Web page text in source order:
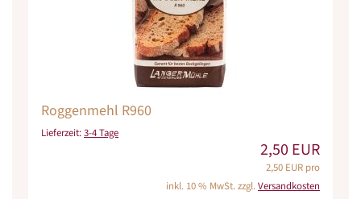
Roggenmehl R960
Lieferzeit:3-4 Tage
2,50 EUR
2,50 EUR pro
inkl. 10 % MwSt. zzgl.Versandkosten